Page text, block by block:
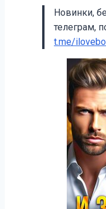
Новинки,
телеграм,
t.me/